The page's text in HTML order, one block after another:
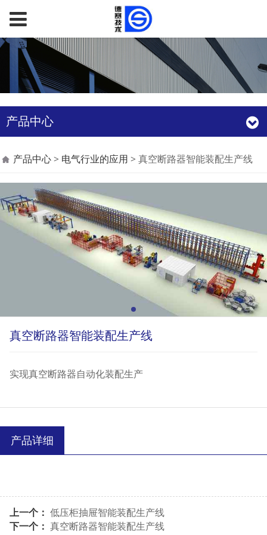
产品中心
真空断路器智能装配生
产线
产品中心> 电气行业的应用 > 真空断路器智能装配生产线
真空断路器智能装配生产线
实现真空断路器自动化装配生产
产品详细
上一个： 低压柜抽屉智能装配生产线
下一个： 真空断路器智能装配生产线